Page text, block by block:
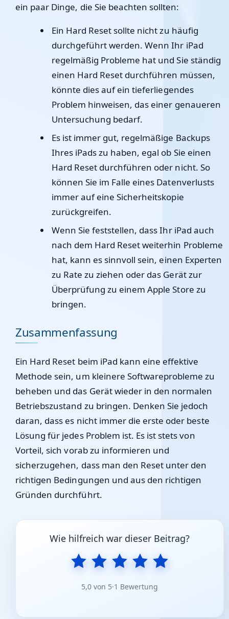
ein paar Dinge, die Sie beachten sollten:
Ein Hard Reset sollte nicht zu häufig
durchgeführt werden. Wenn Ihr iPad
regelmäßig Probleme hat und Sie ständig
einen Hard Reset durchführen müssen,
könnte dies auf ein tieferliegendes
Problem hinweisen, das einer genaueren
Untersuchung bedarf.
Es ist immer gut, regelmäßige Backups
Ihres iPads zu haben, egal ob Sie einen
Hard Reset durchführen oder nicht. So
können Sie im Falle eines Datenverlusts
immer auf eine Sicherheitskopie
zurückgreifen.
Wenn Sie feststellen, dass Ihr iPad auch
nach dem Hard Reset weiterhin Probleme
hat, kann es sinnvoll sein, einen Experten
zu Rate zu ziehen oder das Gerät zur
Überprüfung zu einem Apple Store zu
bringen.
Zusammenfassung
Ein Hard Reset beim iPad kann eine effektive
Methode sein, um kleinere Softwareprobleme zu
beheben und das Gerät wieder in den normalen
Betriebszustand zu bringen. Denken Sie jedoch
daran, dass es nicht immer die erste oder beste
Lösung für jedes Problem ist. Es ist stets von
Vorteil, sich vorab zu informieren und
sicherzugehen, dass man den Reset unter den
richtigen Bedingungen und aus den richtigen
Gründen durchführt.
Wie hilfreich war dieser Beitrag?
5,0 von 5·1 Bewertung